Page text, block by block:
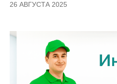
26 АВГУСТА 2025